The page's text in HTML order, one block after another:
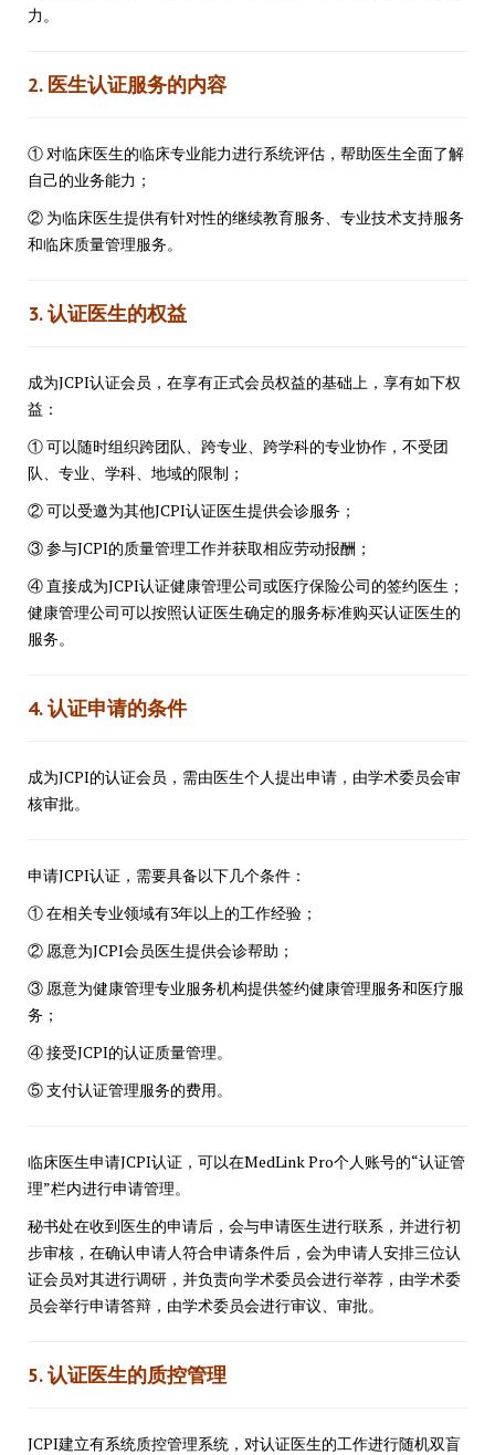
力。
2. 医生认证服务的内容
① 对临床医生的临床专业能力进行系统评估，帮助医生全面了解
自己的业务能力；
② 为临床医生提供有针对性的继续教育服务、专业技术支持服务
和临床质量管理服务。
3. 认证医生的权益
成为JCPI认证会员，在享有正式会员权益的基础上，享有如下权
益：
① 可以随时组织跨团队、跨专业、跨学科的专业协作，不受团
队、专业、学科、地域的限制；
② 可以受邀为其他JCPI认证医生提供会诊服务；
③ 参与JCPI的质量管理工作并获取相应劳动报酬；
④ 直接成为JCPI认证健康管理公司或医疗保险公司的签约医生；
健康管理公司可以按照认证医生确定的服务标准购买认证医生的
服务。
4. 认证申请的条件
成为JCPI的认证会员，需由医生个人提出申请，由学术委员会审
核审批。
申请JCPI认证，需要具备以下几个条件：
① 在相关专业领域有3年以上的工作经验；
② 愿意为JCPI会员医生提供会诊帮助；
③ 愿意为健康管理专业服务机构提供签约健康管理服务和医疗服
务；
④ 接受JCPI的认证质量管理。
⑤ 支付认证管理服务的费用。
临床医生申请JCPI认证，可以在MedLink Pro个人账号的“认证管
理”栏内进行申请管理。
秘书处在收到医生的申请后，会与申请医生进行联系，并进行初
步审核，在确认申请人符合申请条件后，会为申请人安排三位认
证会员对其进行调研，并负责向学术委员会进行举荐，由学术委
员会举行申请答辩，由学术委员会进行审议、审批。
5. 认证医生的质控管理
JCPI建立有系统质控管理系统，对认证医生的工作进行随机双盲